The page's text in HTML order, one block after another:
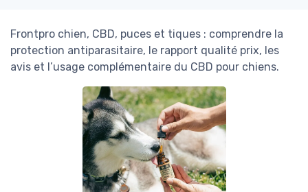
Frontpro chien, CBD, puces et tiques : comprendre la
protection antiparasitaire, le rapport qualité prix, les
avis et l’usage complémentaire du CBD pour chiens.